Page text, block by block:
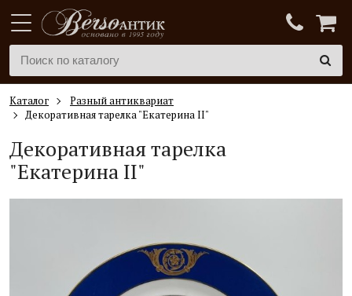
Каталог
Разный антиквариат
Декоративная тарелка "Екатерина II"
Декоративная тарелка
"Екатерина II"